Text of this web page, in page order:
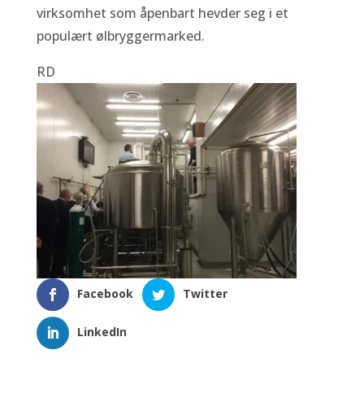
virksomhet som åpenbart hevder seg i et
populært ølbryggermarked.
RD
Facebook Twitter
LinkedIn